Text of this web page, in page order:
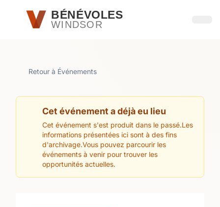
Passer au contenu principal
BÉNÉVOLES
WINDSOR
Retour à Événements
Cet événement a déjà eu lieu
Cet événement s'est produit dans le passé.Les
informations présentées ici sont à des fins
d'archivage.Vous pouvez parcourir les
événements à venir pour trouver les
opportunités actuelles.